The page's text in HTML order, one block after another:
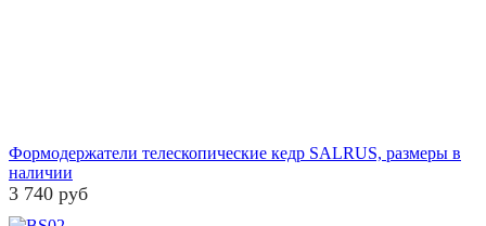
Формодержатели телескопические кедр SALRUS, размеры в
наличии
3 740 руб